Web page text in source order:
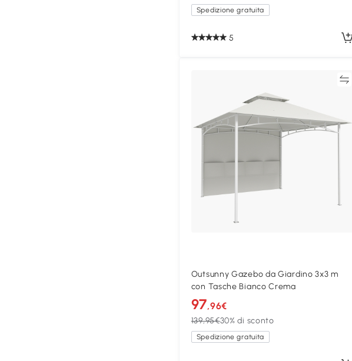
Spedizione gratuita
5
Outsunny Gazebo da Giardino 3x3 m
con Tasche Bianco Crema
97,96€
139,95€30% di sconto
Spedizione gratuita